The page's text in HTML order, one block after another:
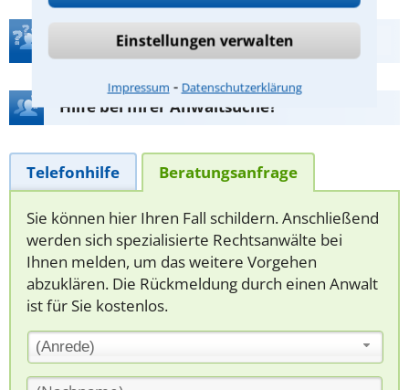
Einstellungen verwalten
Impressum ⁃ Datenschutzerklärung
Teste Dein Rechtswissen
Hilfe bei Ihrer Anwaltsuche?
Telefonhilfe Beratungsanfrage
Sie können hier Ihren Fall schildern. Anschließend
werden sich spezialisierte Rechtsanwälte bei
Ihnen melden, um das weitere Vorgehen
abzuklären. Die Rückmeldung durch einen Anwalt
ist für Sie kostenlos.
(Anrede)